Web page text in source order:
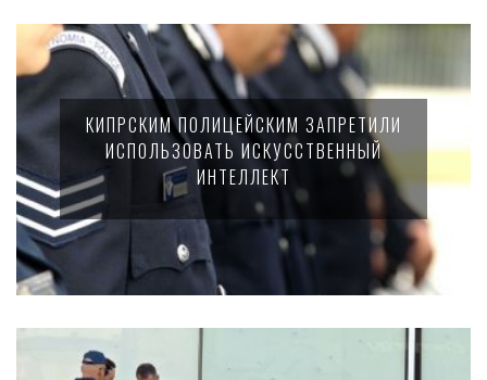
КИПРСКИМ ПОЛИЦЕЙСКИМ ЗАПРЕТИЛИ
ИСПОЛЬЗОВАТЬ ИСКУССТВЕННЫЙ
ИНТЕЛЛЕКТ